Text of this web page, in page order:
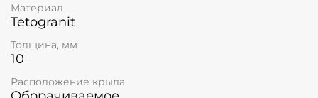
Материал
Tetogranit
Толщина, мм
10
Расположение крыла